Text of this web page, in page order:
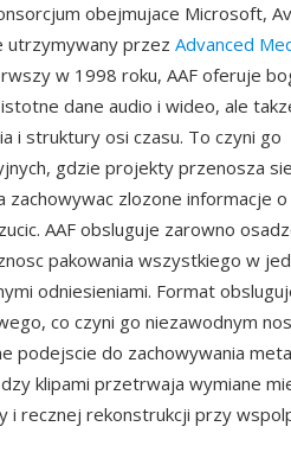
obejmujace Microsoft,
utrzymywany przez Advanced
w 1998 roku, AAF oferuje
dane audio i wideo, ale
i struktury osi czasu. To czyni go
gdzie projekty przenosza sie
zachowywac zlozone informacje o
AAF obsluguje zarowno
pakowania wszystkiego w
odniesieniami. Format
co czyni go niezawodnym
podejscie do zachowywania
klipami przetrwaja wymiane
i recznej rekonstrukcji przy